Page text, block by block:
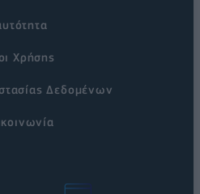
Χρήσης
Δεδομένων